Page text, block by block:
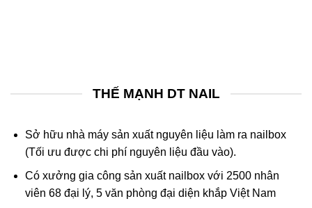
THẾ MẠNH DT NAIL
Sở hữu nhà máy sản xuất nguyên liệu làm ra nailbox
(Tối ưu được chi phí nguyên liệu đầu vào).
Có xưởng gia công sản xuất nailbox với 2500 nhân
viên 68 đại lý, 5 văn phòng đại diện khắp Việt Nam